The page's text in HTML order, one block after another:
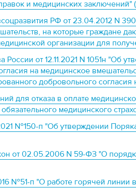
и медицинских заключений"
РФ от 23.04.2012 N
на которые граждане
организации для
России от 12.11.2021 N 1051н "Об
на медицинское
добровольного согласия
для отказа в оплате
медицинского
№150-п "Об утверждении
от 02.05.2006 N 59-ФЗ "О
№51-п "О работе горячей